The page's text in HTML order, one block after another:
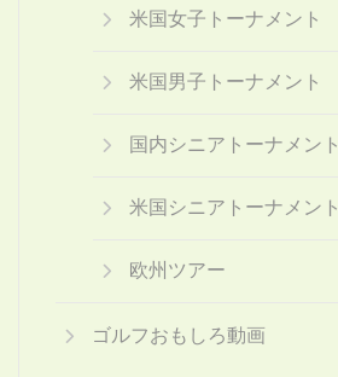
米国女子トーナメント
米国男子トーナメント
国内シニアトーナメント
米国シニアトーナメント
欧州ツアー
ゴルフおもしろ動画